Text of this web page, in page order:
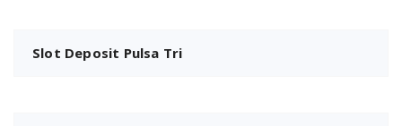
Slot Deposit Pulsa Tri